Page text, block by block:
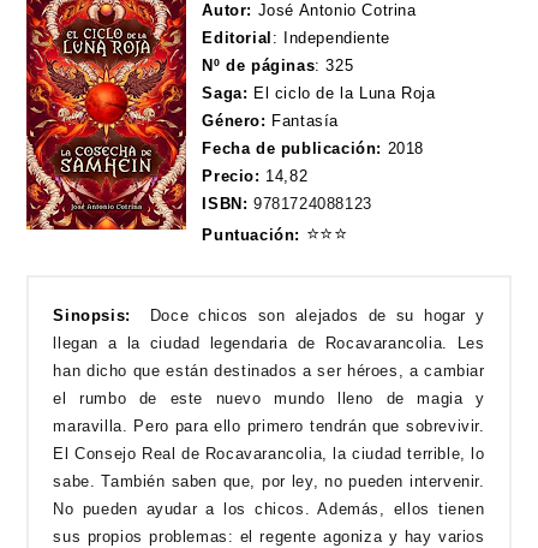
Autor: José Antonio Cotrina
Editorial : Independiente
Nº de páginas: 325
Saga: El ciclo de la Luna Roja
Género: Fantasía
Fecha de publicación: 2018
Precio: 14,82
ISBN: 9781724088123
Puntuación: ⭐⭐⭐
Sinopsis:
Doce chicos son alejados de su hogar y
llegan a la ciudad legendaria de Rocavarancolia. Les
han dicho que están destinados a ser héroes, a cambiar
el rumbo de este nuevo mundo lleno de magia y
maravilla. Pero para ello primero tendrán que sobrevivir.
El Consejo Real de Rocavarancolia, la ciudad terrible, lo
sabe. También saben que, por ley, no pueden intervenir.
No pueden ayudar a los chicos. Además, ellos tienen
sus propios problemas: el regente agoniza y hay varios